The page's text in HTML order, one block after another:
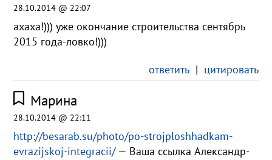
28.10.2014 @ 22:07
ахаха!))) уже окончание строительства сентябрь
2015 года-ловко!)))
ответить| цитировать
Марина
28.10.2014 @ 22:11
http://besarab.su/photo/po-strojploshhadkam-
evrazijskoj-integracii/— Ваша ссылка Александр-